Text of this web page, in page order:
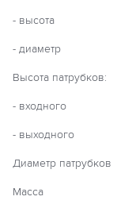
- высота
- диаметр
Высота патрубков:
- входного
- выходного
Диаметр патрубков
Масса